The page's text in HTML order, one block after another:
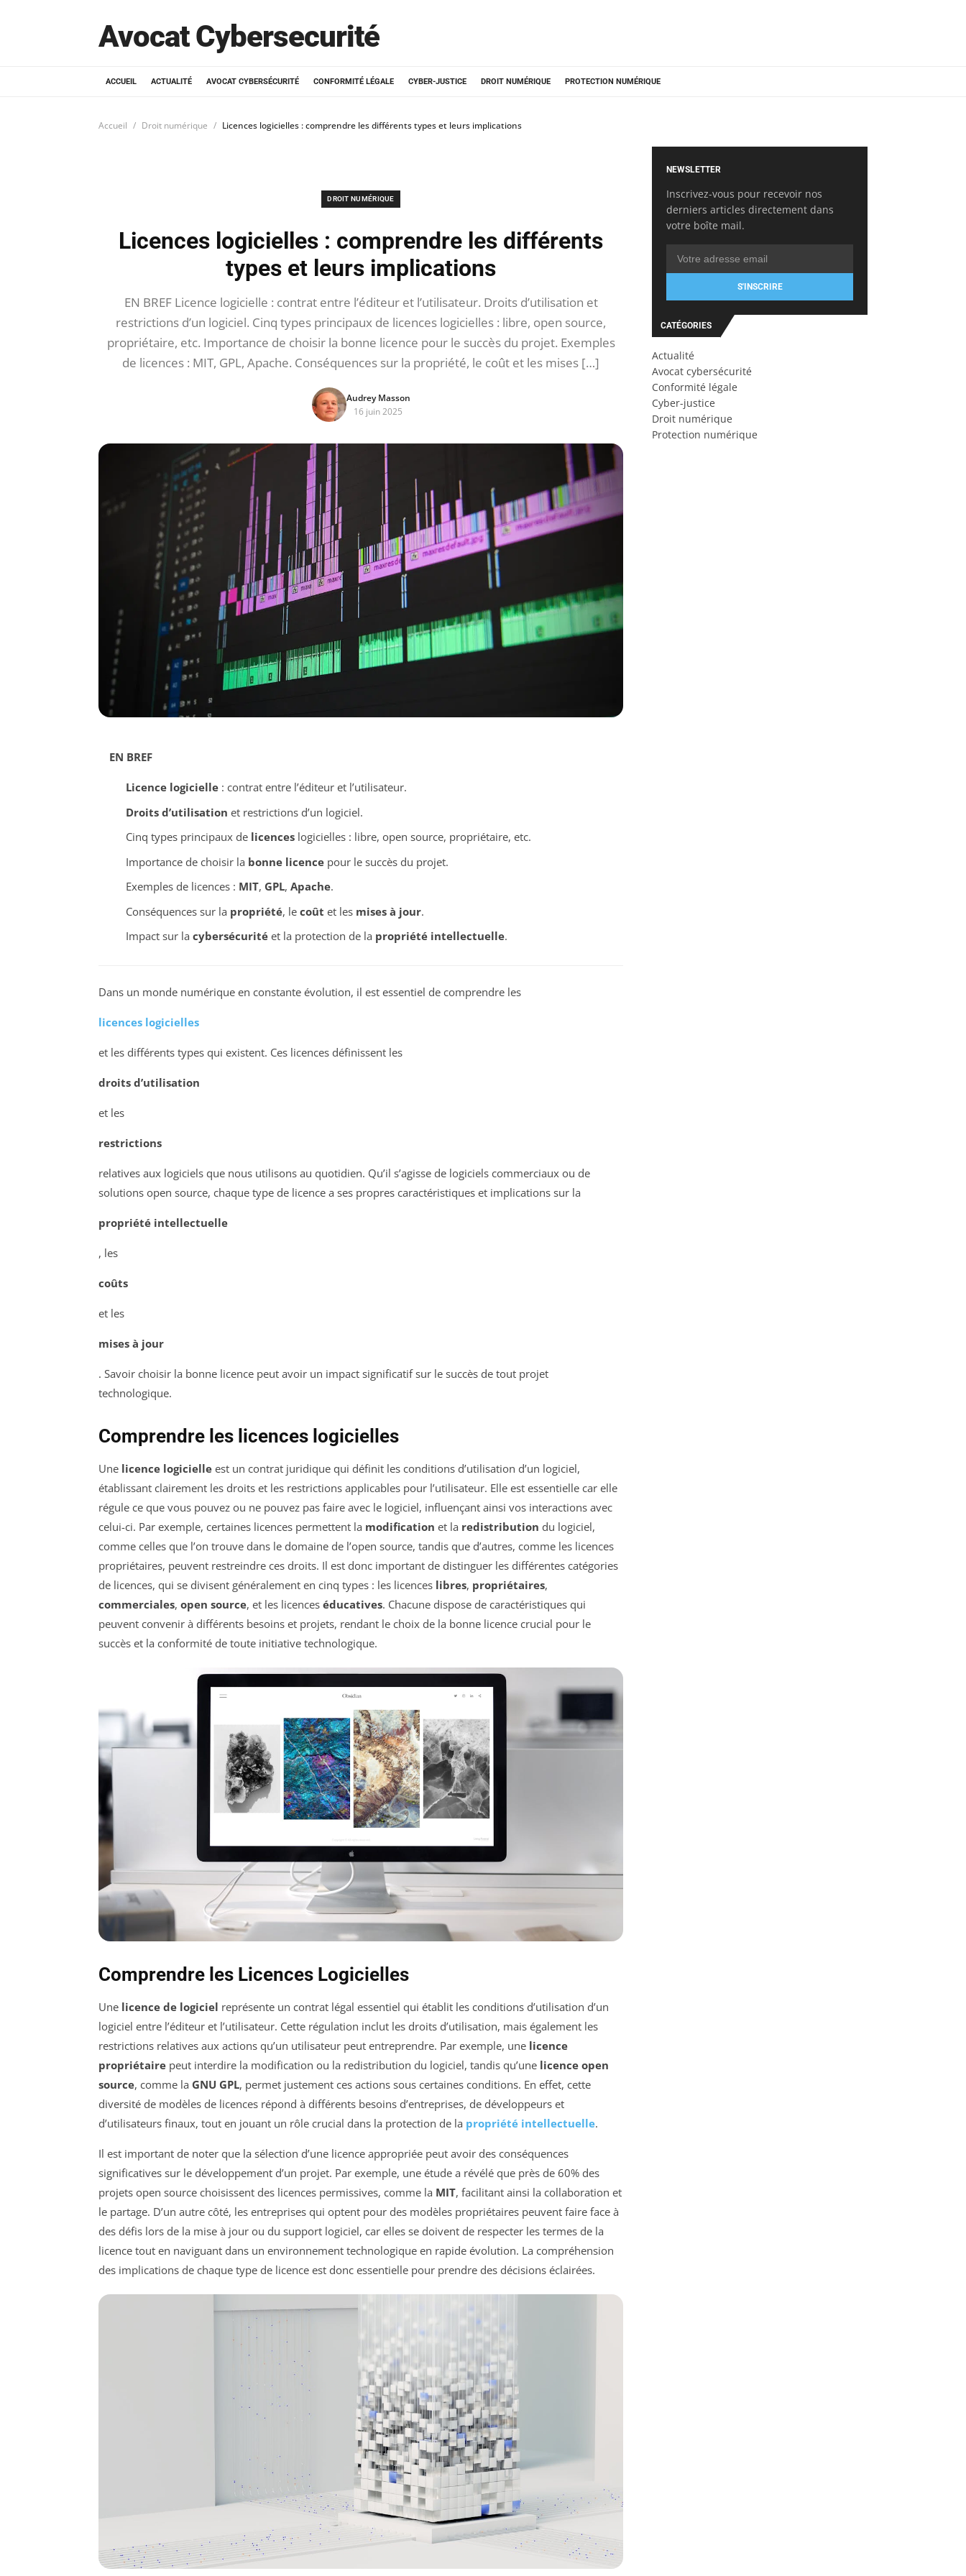
Avocat Cybersecurité
ACCUEIL ACTUALITÉ AVOCAT CYBERSÉCURITÉ CONFORMITÉ LÉGALE CYBER-JUSTICE DROIT NUMÉRIQUE PROTECTION NUMÉRIQUE
Accueil Droit numérique Licences logicielles : comprendre les différents types et leurs implications
DROIT NUMÉRIQUE
Licences logicielles : comprendre les différents
types et leurs implications
EN BREF Licence logicielle : contrat entre l’éditeur et l’utilisateur. Droits d’utilisation et
restrictions d’un logiciel. Cinq types principaux de licences logicielles : libre, open source,
propriétaire, etc. Importance de choisir la bonne licence pour le succès du projet. Exemples
de licences : MIT, GPL, Apache. Conséquences sur la propriété, le coût et les mises […]
Audrey Masson
16 juin 2025
EN BREF
Licence logicielle: contrat entre l’éditeur et l’utilisateur.
Droits d’utilisation et restrictions d’un logiciel.
Cinq types principaux de licenceslogicielles : libre, open source, propriétaire, etc.
Importance de choisir la bonne licencepour le succès du projet.
Exemples de licences : MIT, GPL, Apache.
Conséquences sur la propriété, le coût et les mises à jour.
Impact sur la cybersécuritéet la protection de la propriété intellectuelle.
Dans un monde numérique en constante évolution, il est essentiel de comprendre les
licences logicielles
et les différents types qui existent. Ces licences définissent les
droits d’utilisation
et les
restrictions
relatives aux logiciels que nous utilisons au quotidien. Qu’il s’agisse de logiciels commerciaux ou de
solutions open source, chaque type de licence a ses propres caractéristiques et implications sur la
propriété intellectuelle
, les
coûts
et les
mises à jour
. Savoir choisir la bonne licence peut avoir un impact significatif sur le succès de tout projet
technologique.
Comprendre les licences logicielles
Une licence logicielle est un contrat juridique qui définit les conditions d’utilisation d’un logiciel,
établissant clairement les droits et les restrictions applicables pour l’utilisateur. Elle est essentielle car elle
régule ce que vous pouvez ou ne pouvez pas faire avec le logiciel, influençant ainsi vos interactions avec
celui-ci. Par exemple, certaines licences permettent la modification et la redistribution du logiciel,
comme celles que l’on trouve dans le domaine de l’open source, tandis que d’autres, comme les licences
propriétaires, peuvent restreindre ces droits. Il est donc important de distinguer les différentes catégories
de licences, qui se divisent généralement en cinq types : les licences libres, propriétaires,
commerciales, open source, et les licences éducatives. Chacune dispose de caractéristiques qui
peuvent convenir à différents besoins et projets, rendant le choix de la bonne licence crucial pour le
succès et la conformité de toute initiative technologique.
Comprendre les Licences Logicielles
Une licence de logiciel représente un contrat légal essentiel qui établit les conditions d’utilisation d’un
logiciel entre l’éditeur et l’utilisateur. Cette régulation inclut les droits d’utilisation, mais également les
restrictions relatives aux actions qu’un utilisateur peut entreprendre. Par exemple, une licence
propriétaire peut interdire la modification ou la redistribution du logiciel, tandis qu’une licence open
source, comme la GNU GPL, permet justement ces actions sous certaines conditions. En effet, cette
diversité de modèles de licences répond à différents besoins d’entreprises, de développeurs et
d’utilisateurs finaux, tout en jouant un rôle crucial dans la protection de la propriété intellectuelle.
Il est important de noter que la sélection d’une licence appropriée peut avoir des conséquences
significatives sur le développement d’un projet. Par exemple, une étude a révélé que près de 60% des
projets open source choisissent des licences permissives, comme la MIT, facilitant ainsi la collaboration et
le partage. D’un autre côté, les entreprises qui optent pour des modèles propriétaires peuvent faire face à
des défis lors de la mise à jour ou du support logiciel, car elles se doivent de respecter les termes de la
licence tout en naviguant dans un environnement technologique en rapide évolution. La compréhension
des implications de chaque type de licence est donc essentielle pour prendre des décisions éclairées.
NEWSLETTER
Inscrivez-vous pour recevoir nos
derniers articles directement dans
votre boîte mail.
S'INSCRIRE
CATÉGORIES
Actualité
Avocat cybersécurité
Conformité légale
Cyber-justice
Droit numérique
Protection numérique